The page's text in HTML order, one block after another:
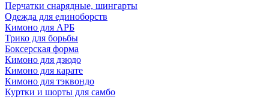
Перчатки снарядные, шингарты
Одежда для единоборств
Кимоно для АРБ
Трико для борьбы
Боксерская форма
Кимоно для дзюдо
Кимоно для карате
Кимоно для тэквондо
Куртки и шорты для самбо